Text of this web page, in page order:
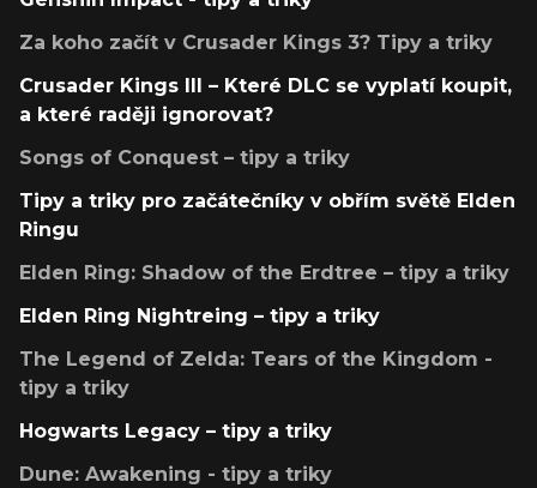
Za koho začít v Crusader Kings 3? Tipy a triky
Crusader Kings III – Které DLC se vyplatí koupit,
a které raději ignorovat?
Songs of Conquest – tipy a triky
Tipy a triky pro začátečníky v obřím světě Elden
Ringu
Elden Ring: Shadow of the Erdtree – tipy a triky
Elden Ring Nightreing – tipy a triky
The Legend of Zelda: Tears of the Kingdom -
tipy a triky
Hogwarts Legacy – tipy a triky
Dune: Awakening - tipy a triky